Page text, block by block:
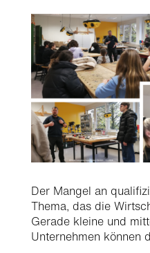
Der Mangel an
Thema, das die
Gerade kleine und
Unternehmen können